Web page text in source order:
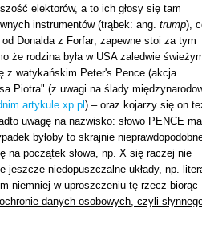
elektorów, a to ich głosy się tam
instrumentów (trąbek: ang. trump),
Donalda z Forfar; zapewne stoi za tym
że rodzina była w USA zaledwie
z watykańskim Peter's Pence (akcja
Piotra" (z uwagi na ślady
artykule xp.pl) – oraz kojarzy się on
uwagę na nazwisko: słowo PENCE ma
byłoby to skrajnie
na początek słowa, np. X się raczej nie
jeszcze niedopuszczalne układy, np.
niemniej w uproszczeniu tę rzecz biorąc
danych osobowych, czyli